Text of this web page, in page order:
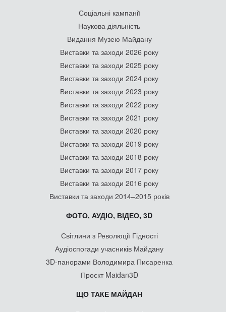
Соціальні кампанії
Наукова діяльність
Видання Музею Майдану
Виставки та заходи 2026 року
Виставки та заходи 2025 року
Виставки та заходи 2024 року
Виставки та заходи 2023 року
Виставки та заходи 2022 року
Виставки та заходи 2021 року
Виставки та заходи 2020 року
Виставки та заходи 2019 року
Виставки та заходи 2018 року
Виставки та заходи 2017 року
Виставки та заходи 2016 року
Виставки та заходи 2014–2015 років
ФОТО, АУДІО, ВІДЕО, 3D
Світлини з Революції Гідності
Аудіоспогади учасників Майдану
3D-панорами Володимира Писаренка
Проєкт Maidan3D
ЩО ТАКЕ МАЙДАН